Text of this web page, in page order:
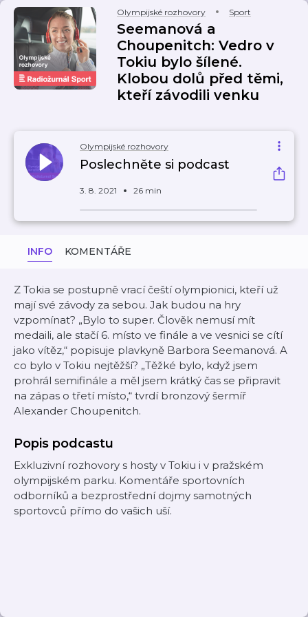
Olympijské rozhovory Sport
Seemanová a
Choupenitch: Vedro v
Tokiu bylo šílené.
Klobou dolů před těmi,
kteří závodili venku
Olympijské rozhovory
Poslechněte si podcast
3. 8. 2021 26 min
INFO KOMENTÁŘE
Z Tokia se postupně vrací čeští olympionici, kteří už
mají své závody za sebou. Jak budou na hry
vzpomínat? „Bylo to super. Člověk nemusí mít
medaili, ale stačí 6. místo ve finále a ve vesnici se cítí
jako vítěz,“ popisuje plavkyně Barbora Seemanová. A
co bylo v Tokiu nejtěžší? „Těžké bylo, když jsem
prohrál semifinále a měl jsem krátký čas se připravit
na zápas o třetí místo,“ tvrdí bronzový šermíř
Alexander Choupenitch.
Popis podcastu
Exkluzivní rozhovory s hosty v Tokiu i v pražském
olympijském parku. Komentáře sportovních
odborníků a bezprostřední dojmy samotných
sportovců přímo do vašich uší.